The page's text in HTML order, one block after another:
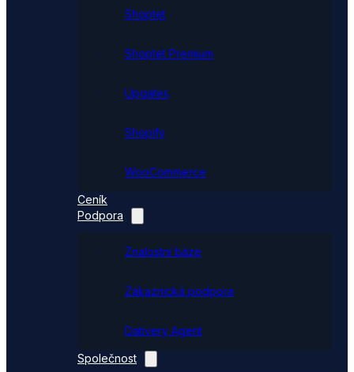
Shoptet
Shoptet Premium
Upgates
Shopify
WooCommerce
Ceník
Podpora
Znalostní báze
Zákaznická podpora
Dativery Agent
Společnost